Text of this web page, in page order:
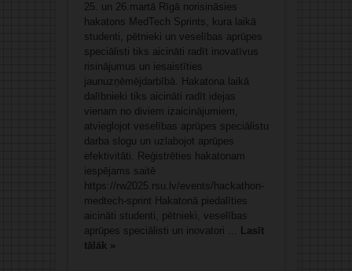
25. un 26.martā Rīgā norisināsies
hakatons MedTech Sprints, kura laikā
studenti, pētnieki un veselības aprūpes
speciālisti tiks aicināti radīt inovatīvus
risinājumus un iesaistīties
jaunuzņēmējdarbībā. Hakatona laikā
dalībnieki tiks aicināti radīt idejas
vienam no diviem izaicinājumiem,
atvieglojot veselības aprūpes speciālistu
darba slogu un uzlabojot aprūpes
efektivitāti. Reģistrēties hakatonam
iespējams saitē
https://rw2025.rsu.lv/events/hackathon-
medtech-sprint Hakatonā piedalīties
aicināti studenti, pētnieki, veselības
aprūpes speciālisti un inovatori ... Lasīt
tālāk »